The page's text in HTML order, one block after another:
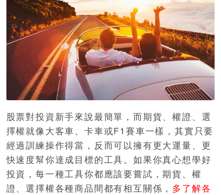
股票對投資新手來說最簡單，而期貨、權證、選
擇權就像大客車、卡車或F1賽車一樣，其實只要
經過訓練操作得當，反而可以擁有更大運量、更
快速度幫你達成目標的工具。如果你真心想學好
投資，每一種工具你都應該要嘗試，期貨、權
證、選擇權各種商品間都有相互關係， 多了解各